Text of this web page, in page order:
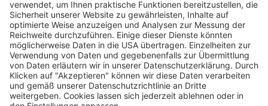
Standorte & Öffnungszeiten
anmelden & ausleihen
Ausbildung & Karriere
Impressum Datenschutz Barrierefreiheit